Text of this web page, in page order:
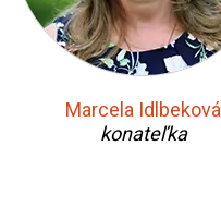
Marcela Idlbeková
konateľka